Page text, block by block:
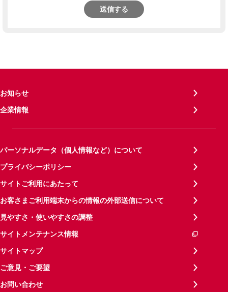
送信する
お知らせ
企業情報
パーソナルデータ（個人情報など）について
プライバシーポリシー
サイトご利用にあたって
お客さまご利用端末からの情報の外部送信について
見やすさ・使いやすさの調整
サイトメンテナンス情報
サイトマップ
ご意見・ご要望
お問い合わせ